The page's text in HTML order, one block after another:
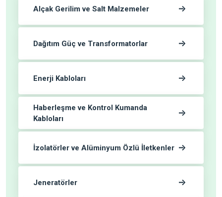
Alçak Gerilim ve Salt Malzemeler
Dağıtım Güç ve Transformatorlar
Enerji Kabloları
Haberleşme ve Kontrol Kumanda
Kabloları
İzolatörler ve Alüminyum Özlü İletkenler
Jeneratörler